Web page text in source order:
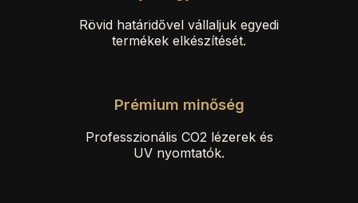
Rövid határidővel vállaljuk egyedi
termékek elkészítését.
Prémium minőség
Professzionális CO2 lézerek és
UV nyomtatók.